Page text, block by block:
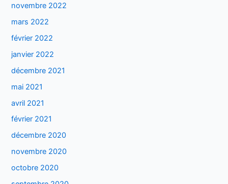
novembre 2022
mars 2022
février 2022
janvier 2022
décembre 2021
mai 2021
avril 2021
février 2021
décembre 2020
novembre 2020
octobre 2020